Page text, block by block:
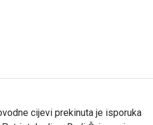
cijevi prekinuta je isporuka